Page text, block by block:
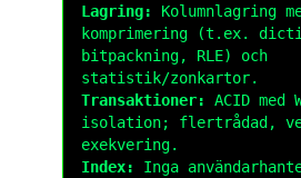
Lagring:
Kolumnlagring
komprimering (t.ex.
bitpackning, RLE) och
statistik/zonkartor.
Transaktioner:
ACID med
isolation; flertrådad,
exekvering.
Index:
Inga